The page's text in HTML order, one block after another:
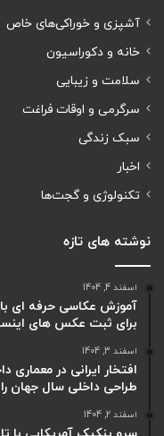
آشپزی و خوراکی‌های خاص
خانه و دکوراسیون
سلامت و زیبایی
سرگرمی و اوقات فراغت
سبک زندگی
اخبار
تکنولوژی و گجت‌ها
نوشته های تازه
اسفند 4, 1404
برای ثبت عکس های
اسفند 3, 1404
افتخار ایرانی در معماری
طراحی داخلی سال جهان
اسفند 2, 1404